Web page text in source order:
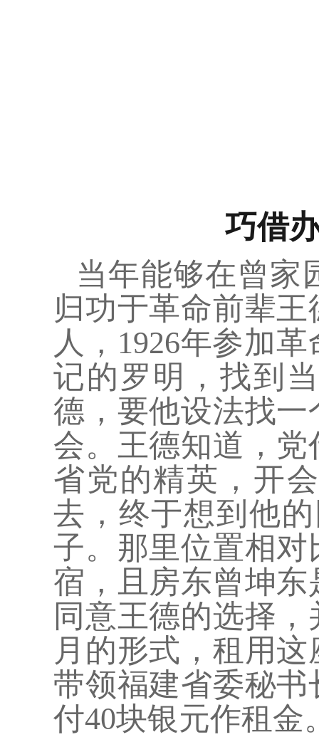
巧借办
当年能够在曾家
归功于革命前辈
人， 1926年参加
记的罗明，找到
德，要他设法找
会。王德知道，
省党的精英，开
去，终于想到他
子。那里位置相
宿，且房东曾坤
同意王德的选择
月的形式，租用
带领福建省委秘
付40块银元作租金